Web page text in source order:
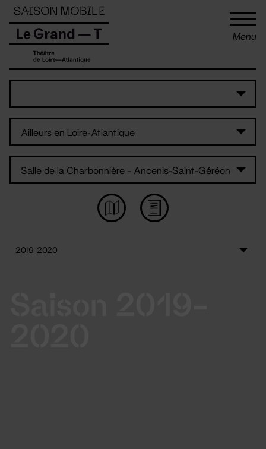
Menu
Panneau de gestion des cookies